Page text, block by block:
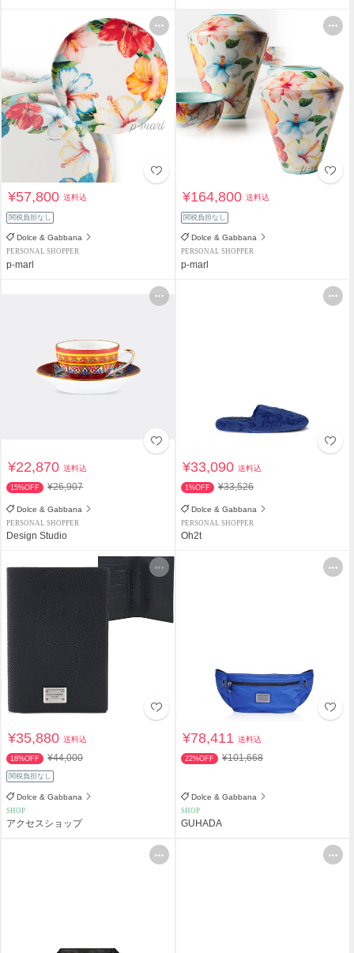
¥57,800送料込
関税負担なし
Dolce & Gabbana
PERSONAL SHOPPER
p-marl
¥164,800送料込
関税負担なし
Dolce & Gabbana
PERSONAL SHOPPER
p-marl
¥22,870送料込
15%OFF ¥26,907
Dolce & Gabbana
PERSONAL SHOPPER
Design Studio
¥33,090送料込
1%OFF ¥33,526
Dolce & Gabbana
PERSONAL SHOPPER
Oh2t
¥35,880送料込
18%OFF ¥44,000
関税負担なし
Dolce & Gabbana
SHOP
アクセスショップ
¥78,411送料込
22%OFF ¥101,668
Dolce & Gabbana
SHOP
GUHADA